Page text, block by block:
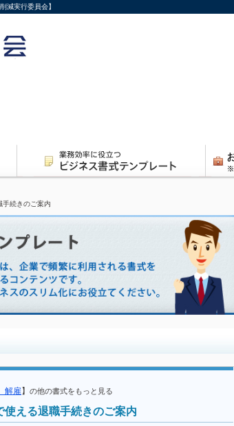
減実行委員会】
手続きのご案内
解雇】 の他の書式をもっと見る
使える退職手続きのご案内